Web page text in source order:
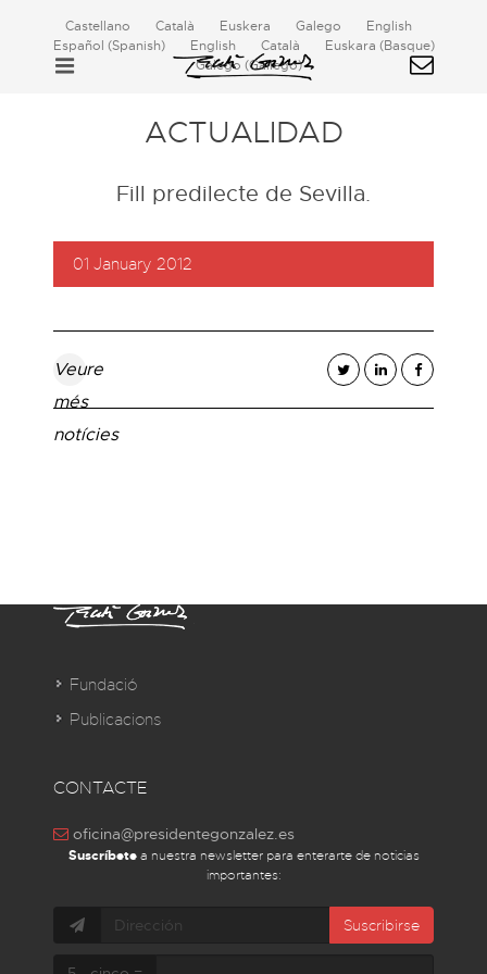
Castellano Català Euskera Galego
English
Español (Spanish) English Català Euskara (Basque)
Galego (Gallego)
ACTUALIDAD
Fill predilecte de Sevilla.
01 January 2012
Veure
més
notícies
Fundació
Publicacions
CONTACTE
oficina@presidentegonzalez.es
Suscríbetea nuestra newsletter para enterarte de noticias
importantes:
Suscribirse